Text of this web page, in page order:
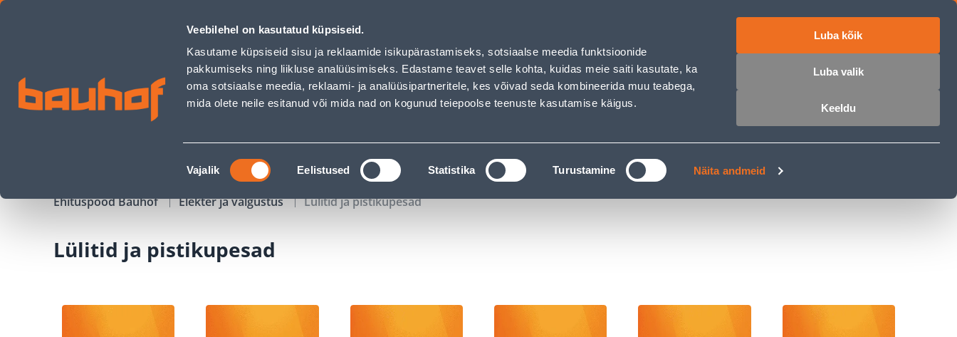
Veebilehel on kasutatud küpsiseid.
Kasutame küpsiseid sisu ja reklaamide isikupärastamiseks, sotsiaalse meedia funktsioonide
pakkumiseks ning liikluse analüüsimiseks. Edastame teavet selle kohta, kuidas meie saiti kasutate, ka
oma sotsiaalse meedia, reklaami- ja analüüsipartneritele, kes võivad seda kombineerida muu teabega,
mida olete neile esitanud või mida nad on kogunud teiepoolse teenuste kasutamise käigus.
Nõusoleku
valik
Vajalik Eelistused Statistika Turustamine Näita andmeid
Luba kõik
Luba valik
Keeldu
Lülitid ja pistikupesad - Bauhof has loaded
Äriklienditeenindus Klienditeenindus Teenused Karjäärileht
OTSI Logi sisse
KAMPAANIAD KATALOOGID TÖÖRIISTALAENUTUS JÄRELMAKS
Ehituspood Bauhof Elekter ja valgustus Lülitid ja pistikupesad
Lülitid ja pistikupesad